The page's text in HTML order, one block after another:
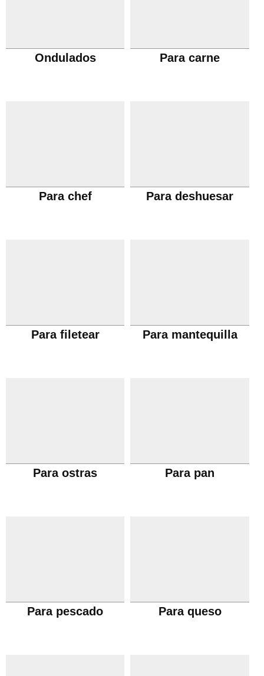
Ondulados Para carne
Para chef Para deshuesar
Para filetear Para mantequilla
Para ostras Para pan
Para pescado Para queso